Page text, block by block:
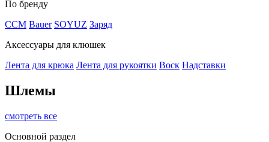
По бренду
CCM Bauer SOYUZ Заряд
Аксессуары для клюшек
Лента для крюка Лента для рукоятки Воск Надставки
Шлемы
смотреть все
Основной раздел